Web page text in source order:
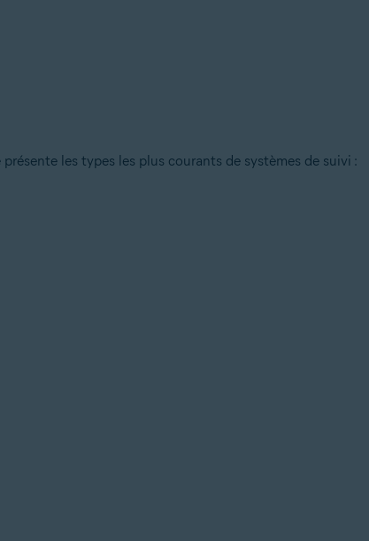
les types les plus courants de systèmes de suivi :